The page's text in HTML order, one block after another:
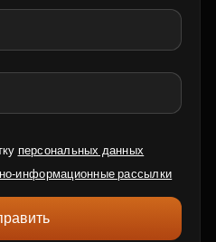
персональных данных
информационные рассылки